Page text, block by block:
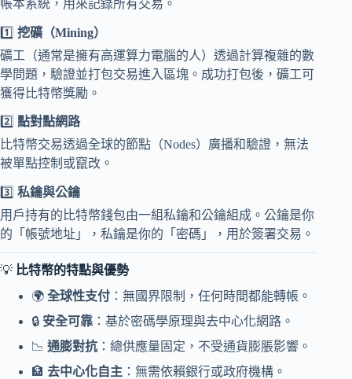
帳本系統，用來記錄所有交易。
1️⃣ 挖礦（Mining）
礦工（通常是擁有高運算力電腦的人）透過計算複雜的數
學問題，驗證並打包交易進入區塊。成功打包後，礦工可
獲得比特幣獎勵。
2️⃣ 點對點網路
比特幣交易透過全球的節點（Nodes）廣播和驗證，無法
被單點控制或竄改。
3️⃣ 私鑰與公鑰
用戶持有的比特幣錢包由一組私鑰和公鑰組成。公鑰是你
的「帳號地址」，私鑰是你的「密碼」，用於簽署交易。
💡 比特幣的特點與優勢
🌍 全球性支付 ：無國界限制，任何時間都能轉帳。
🔒 安全可靠 ：基於密碼學原理與去中心化網路。
📉 通膨對抗 ：總供應量固定，不受通貨膨脹影響。
🏦 去中心化自主 ：無需依賴銀行或政府機構。